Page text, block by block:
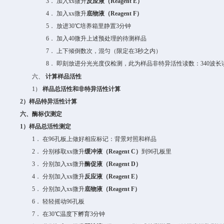
4．加入xx微升底物液（Reagent F）
5．放进30℃培养箱里静置3分钟
6．加入40微升上述预处理的待测样品
7．上下倾倒数次，混匀（限定在3秒之内）
8． 即刻放进分光光度仪检测，此为样品非特异活性读数：340波长
六、计算样品活性
1）样品总活性和非特异活性计算
2）样品特异活性计算
六、酶标仪测定
1）样品总活性测定
1．在96孔板上做好相应标记：背景对照和样品
2．分别移取xx微升缓冲液（Reagent C ）到96孔板里
3．分别加入xx微升酶促液（Reagent D ）
4．分别加入xx微升反应液（Reagent E）
5．分别加入xx微升底物液（Reagent F）
6．轻轻摇动96孔板
7．在30℃温度下孵育3分钟